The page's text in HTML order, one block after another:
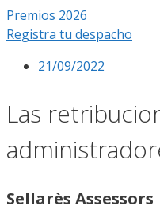
Premios 2026
Registra tu despacho
21/09/2022
Las
Sellarès Assessors